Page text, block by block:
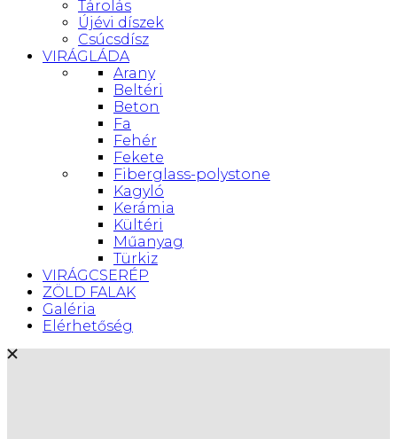
Tárolás
Újévi díszek
Csúcsdísz
VIRÁGLÁDA
Arany
Beltéri
Beton
Fa
Fehér
Fekete
Fiberglass-polystone
Kagyló
Kerámia
Kültéri
Műanyag
Türkiz
VIRÁGCSERÉP
ZÖLD FALAK
Galéria
Elérhetőség